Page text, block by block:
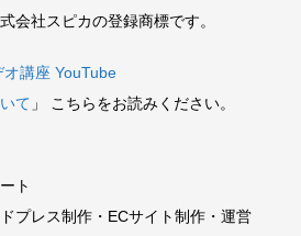
会社スピカの登録商標です。
講座 YouTube
て 」 こちらをお読みください。
ト
プレス制作・ECサイト制作・運営